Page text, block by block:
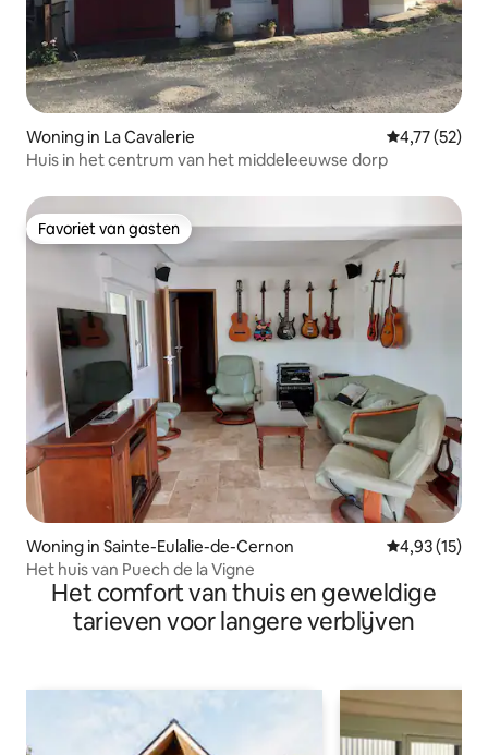
Woning in La Cavalerie Gemiddelde
4,77 (52)
Huis in het centrum van het middeleeuwse dorp
Favoriet van gasten
Favoriet van gasten
Woning in Sainte-Eulalie-de-Cernon Gemiddelde
4,93 (15)
Het huis van Puech de la Vigne
Het comfort van thuis en geweldige
tarieven voor langere verblijven